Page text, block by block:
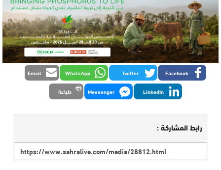
Facebook
Twitter
WhatsApp
Email
LinkedIn
Messenger طباعة
رابط المشاركة :